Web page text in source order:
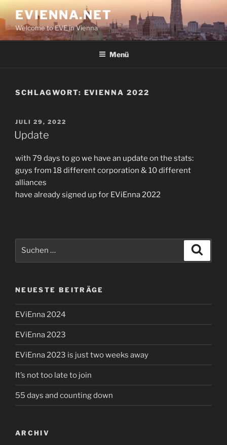
Inhalt
springen
EVIENNA.NET
Welcome to EVE in Vienna
Menü
SCHLAGWORT: EVIENNA 2022
VERÖFFENTLICHT
AM
JULI 29, 2022
Update
with 79 days to go we have an update on the stats:
guys from 18 different corporation & 10 different
alliances
have already signed up for EViEnna 2022
NEUESTE BEITRÄGE
EViEnna 2024
EViEnna 2023
EViEnna 2023 is just two weeks away
It’s not too late to join
55 days and counting down
ARCHIV